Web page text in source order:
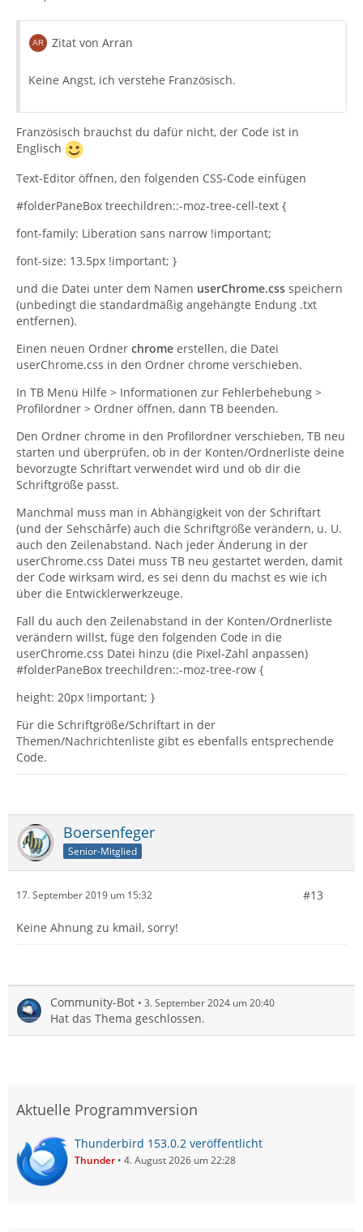
Zitat von Arran
Keine Angst, ich verstehe Französisch.
Französisch brauchst du dafür nicht, der Code ist in
Englisch
Text-Editor öffnen, den folgenden CSS-Code einfügen
#folderPaneBox treechildren::-moz-tree-cell-text {
font-family: Liberation sans narrow !important;
font-size: 13.5px !important; }
und die Datei unter dem Namen userChrome.css speichern
(unbedingt die standardmäßig angehängte Endung .txt
entfernen).
Einen neuen Ordner chrome erstellen, die Datei
userChrome.css in den Ordner chrome verschieben.
In TB Menü Hilfe > Informationen zur Fehlerbehebung >
Profilordner > Ordner öffnen, dann TB beenden.
Den Ordner chrome in den Profilordner verschieben, TB neu
starten und überprüfen, ob in der Konten/Ordnerliste deine
bevorzugte Schriftart verwendet wird und ob dir die
Schriftgröße passt.
Manchmal muss man in Abhängigkeit von der Schriftart
(und der Sehschârfe) auch die Schriftgröße verändern, u. U.
auch den Zeilenabstand. Nach jeder Änderung in der
userChrome.css Datei muss TB neu gestartet werden, damit
der Code wirksam wird, es sei denn du machst es wie ich
über die Entwicklerwerkzeuge.
Fall du auch den Zeilenabstand in der Konten/Ordnerliste
verändern willst, füge den folgenden Code in die
userChrome.css Datei hinzu (die Pixel-Zahl anpassen)
#folderPaneBox treechildren::-moz-tree-row {
height: 20px !important; }
Für die Schriftgröße/Schriftart in der
Themen/Nachrichtenliste gibt es ebenfalls entsprechende
Code.
Boersenfeger
Senior-Mitglied
17. September 2019 um 15:32 #13
Keine Ahnung zu kmail, sorry!
Community-Bot 3. September 2024 um 20:40
Hat das Thema geschlossen.
Aktuelle Programmversion
Thunderbird 153.0.2 veröffentlicht
Thunder 4. August 2026 um 22:28